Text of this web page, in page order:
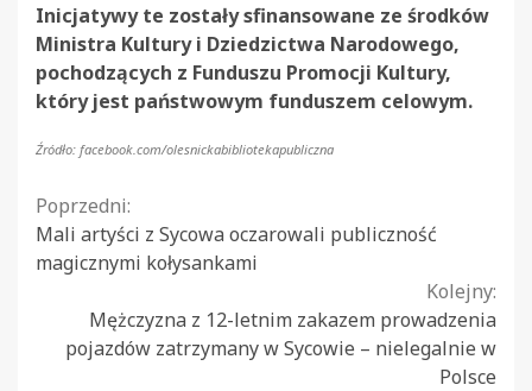
Inicjatywy te zostały sfinansowane ze środków
Ministra Kultury i Dziedzictwa Narodowego,
pochodzących z Funduszu Promocji Kultury,
który jest państwowym funduszem celowym.
Źródło: facebook.com/olesnickabibliotekapubliczna
Continue
Reading
Poprzedni:
Mali artyści z Sycowa oczarowali publiczność
magicznymi kołysankami
Kolejny:
Mężczyzna z 12-letnim zakazem prowadzenia
pojazdów zatrzymany w Sycowie – nielegalnie w
Polsce